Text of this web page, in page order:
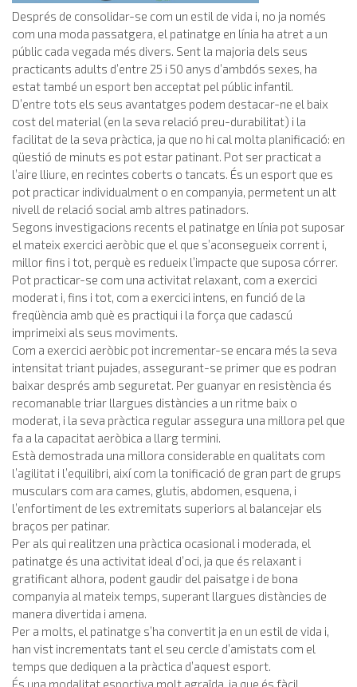
Després de consolidar-se com un estil de vida i, no ja només
com una moda passatgera, el patinatge en línia ha atret a un
públic cada vegada més divers. Sent la majoria dels seus
practicants adults d’entre 25 i 50 anys d’ambdós sexes, ha
estat també un esport ben acceptat pel públic infantil.
D’entre tots els seus avantatges podem destacar-ne el baix
cost del material (en la seva relació preu-durabilitat) i la
facilitat de la seva pràctica, ja que no hi cal molta planificació: en
qüestió de minuts es pot estar patinant. Pot ser practicat a
l’aire lliure, en recintes coberts o tancats. És un esport que es
pot practicar individualment o en companyia, permetent un alt
nivell de relació social amb altres patinadors.
Segons investigacions recents el patinatge en línia pot suposar
el mateix exercici aeròbic que el que s’aconsegueix corrent i,
millor fins i tot, perquè es redueix l’impacte que suposa córrer.
Pot practicar-se com una activitat relaxant, com a exercici
moderat i, fins i tot, com a exercici intens, en funció de la
freqüència amb què es practiqui i la força que cadascú
imprimeixi als seus moviments.
Com a exercici aeròbic pot incrementar-se encara més la seva
intensitat triant pujades, assegurant-se primer que es podran
baixar després amb seguretat. Per guanyar en resistència és
recomanable triar llargues distàncies a un ritme baix o
moderat, i la seva pràctica regular assegura una millora pel que
fa a la capacitat aeròbica a llarg termini.
Està demostrada una millora considerable en qualitats com
l’agilitat i l’equilibri, així com la tonificació de gran part de grups
musculars com ara cames, glutis, abdomen, esquena, i
l’enfortiment de les extremitats superiors al balancejar els
braços per patinar.
Per als qui realitzen una pràctica ocasional i moderada, el
patinatge és una activitat ideal d’oci, ja que és relaxant i
gratificant alhora, podent gaudir del paisatge i de bona
companyia al mateix temps, superant llargues distàncies de
manera divertida i amena.
Per a molts, el patinatge s’ha convertit ja en un estil de vida i,
han vist incrementats tant el seu cercle d’amistats com el
temps que dediquen a la pràctica d’aquest esport.
És una modalitat esportiva molt agraïda, ja que és fàcil